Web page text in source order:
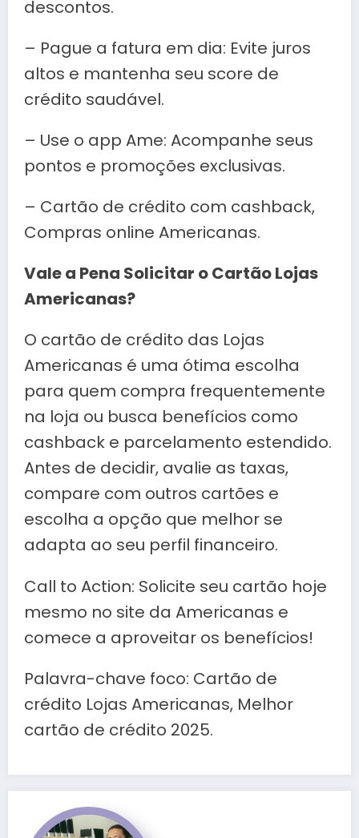
descontos.
– Pague a fatura em dia: Evite juros
altos e mantenha seu score de
crédito saudável.
– Use o app Ame: Acompanhe seus
pontos e promoções exclusivas.
– Cartão de crédito com cashback,
Compras online Americanas.
Vale a Pena Solicitar o Cartão Lojas
Americanas?
O cartão de crédito das Lojas
Americanas é uma ótima escolha
para quem compra frequentemente
na loja ou busca benefícios como
cashback e parcelamento estendido.
Antes de decidir, avalie as taxas,
compare com outros cartões e
escolha a opção que melhor se
adapta ao seu perfil financeiro.
Call to Action: Solicite seu cartão hoje
mesmo no site da Americanas e
comece a aproveitar os benefícios!
Palavra-chave foco: Cartão de
crédito Lojas Americanas, Melhor
cartão de crédito 2025.